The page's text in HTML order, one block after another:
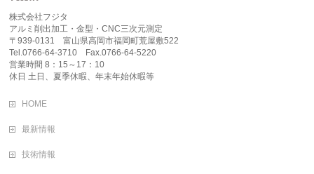
株式会社フジタ
アルミ削出加工・金型・CNC三次元測定
〒939-0131 富山県高岡市福岡町荒屋敷522
Tel.0766-64-3710 Fax.0766-64-5220
営業時間 8：15～17：10
休日 土日、夏季休暇、年末年始休暇等
HOME
最新情報
技術情報